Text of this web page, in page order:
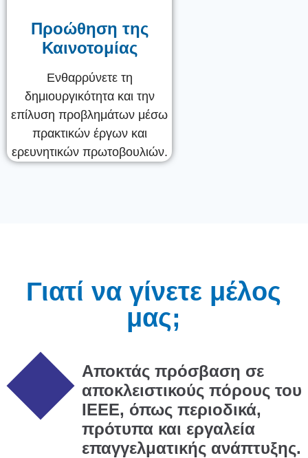
Προώθηση της
Καινοτομίας
Ενθαρρύνετε τη
δημιουργικότητα και την
επίλυση προβλημάτων μέσω
πρακτικών έργων και
ερευνητικών πρωτοβουλιών.
Γιατί να γίνετε μέλος
μας;
Αποκτάς πρόσβαση σε
αποκλειστικούς πόρους του
IEEE, όπως περιοδικά,
πρότυπα και εργαλεία
επαγγελματικής ανάπτυξης.